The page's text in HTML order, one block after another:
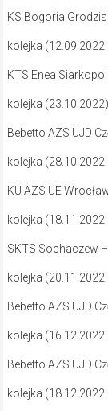
KS Bogoria
kolejka (12.09.2022
KTS Enea
kolejka (23.10.2022)
Bebetto AZS UJD
kolejka (28.10.2022
KU AZS UE
kolejka (18.11.2022
SKTS Sochaczew
kolejka (20.11.2022
Bebetto AZS UJD
kolejka (16.12.2022
Bebetto AZS UJD
kolejka (18.12.2022